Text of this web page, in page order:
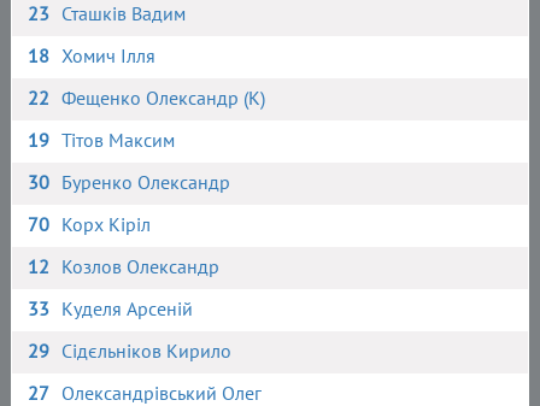
23 Сташків Вадим
18 Хомич Ілля
22 Фещенко Олександр (К)
19 Тітов Максим
30 Буренко Олександр
70 Корх Кіріл
12 Козлов Олександр
33 Куделя Арсеній
29 Сідєльніков Кирило
27 Олександрівський Олег